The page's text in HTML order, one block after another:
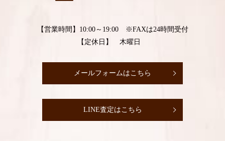
【営業時間】10:00～19:00 ※FAXは24時間受付
【定休日】 木曜日
メールフォームはこちら
LINE査定はこちら